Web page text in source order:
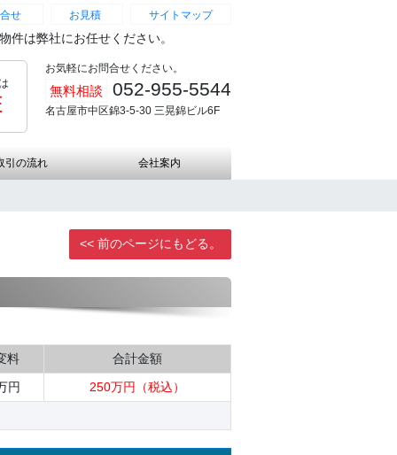
せ お見積 サイトマップ
は弊社にお任せください。
お気軽にお問合せください。
無料相談 052-955-5544
名古屋市中区錦3-5-30 三晃錦ビル6F
引の流れ 会社案内
<< 前のページにもどる。
料
合計金額
円
250万円（税込）